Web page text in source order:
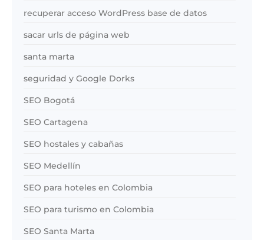
recuperar acceso WordPress base de datos
sacar urls de página web
santa marta
seguridad y Google Dorks
SEO Bogotá
SEO Cartagena
SEO hostales y cabañas
SEO Medellín
SEO para hoteles en Colombia
SEO para turismo en Colombia
SEO Santa Marta